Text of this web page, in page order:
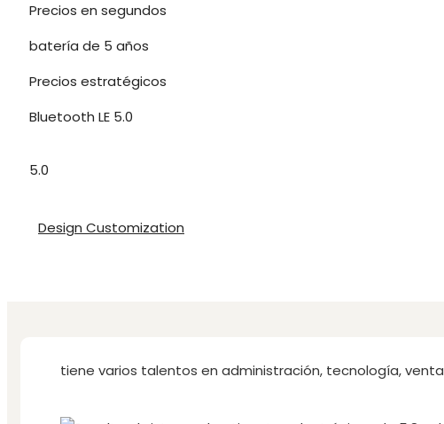
Precios en segundos
batería de 5 años
Precios estratégicos
Bluetooth LE 5.0
5.0
Design Customization
tiene varios talentos en administración, tecnología,